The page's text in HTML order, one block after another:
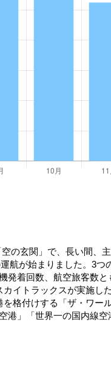
の玄関」で、長い間、
航が始まりました。3つ
発着回数、航空旅客数
イトラックスが実施し
格付けする「ザ・ワー
港」「世界一の国内線空